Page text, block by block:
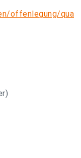
offenlegung/qua